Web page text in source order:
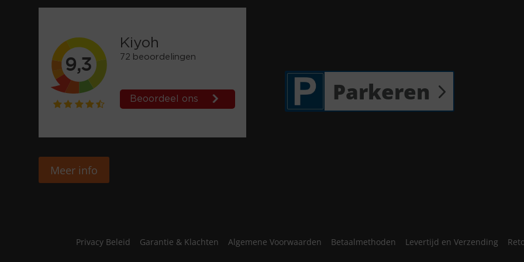
Meer info
Parkeren
Privacy Beleid Garantie & Klachten Algemene Voorwaarden Betaalmethoden Levertijd en Verzending